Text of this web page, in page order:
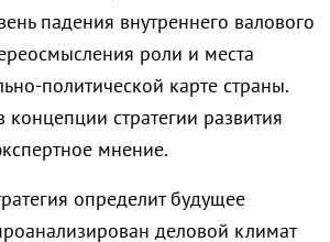
падения внутреннего валового
роли и места
политической карте страны.
стратегии развития
мнение.
определит будущее
деловой климат